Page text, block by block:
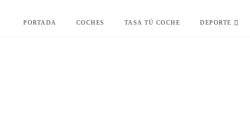
PORTADA COCHES TASA TÚ COCHE DEPORTE